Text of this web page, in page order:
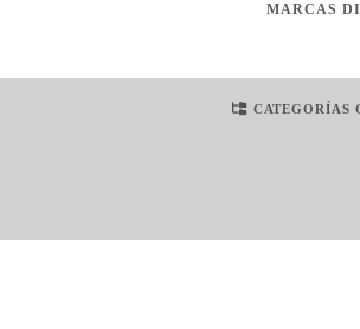
MARCAS
CATEGORÍAS